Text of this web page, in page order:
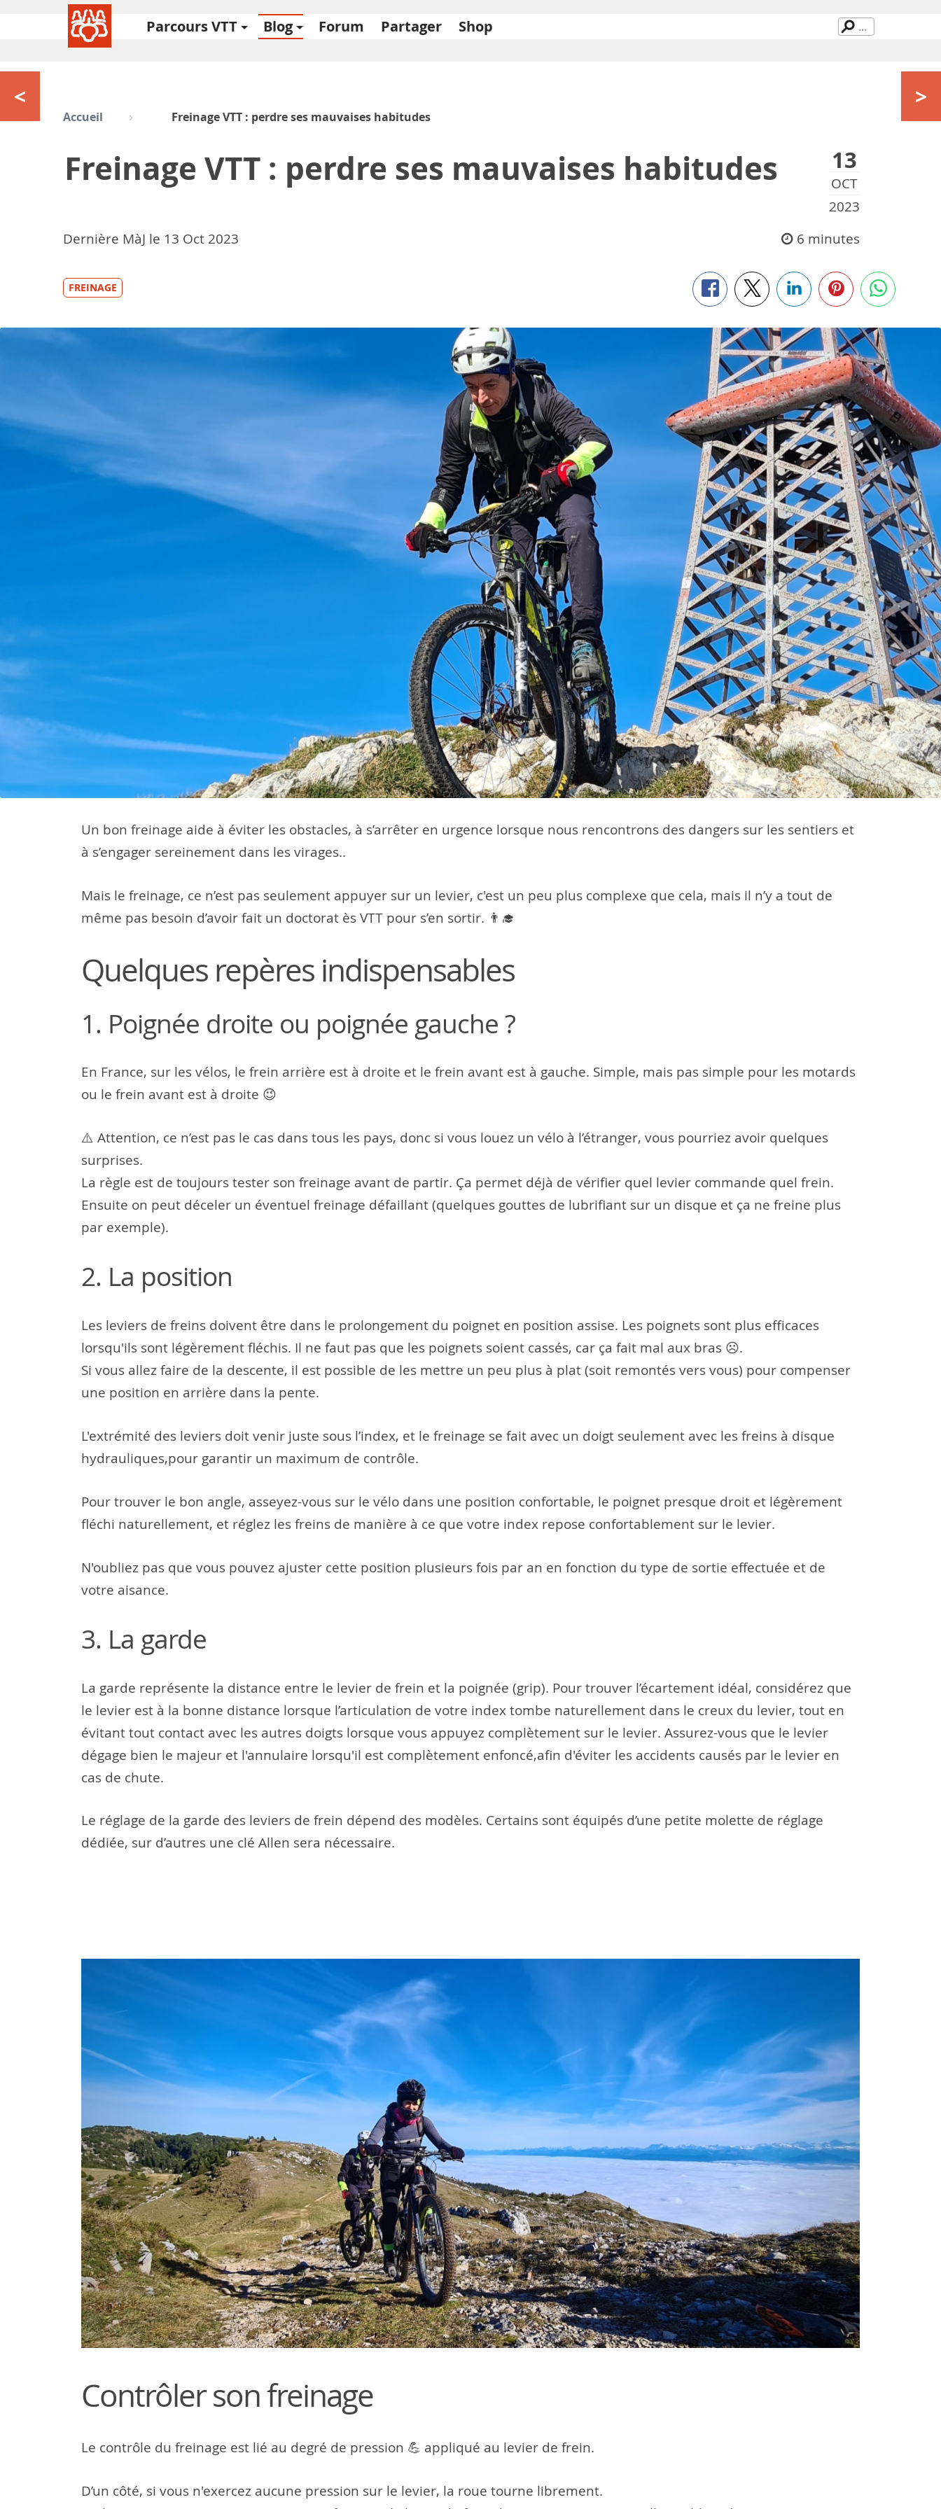
Parcours VTT Blog Forum Partager Shop
Accueil Freinage VTT : perdre ses mauvaises habitudes
13
OCT
2023
Freinage VTT : perdre ses mauvaises habitudes
6 minutes
Dernière MàJ le 13 Oct 2023
FREINAGE
Un bon freinage aide à éviter les obstacles, à s’arrêter en urgence lorsque nous rencontrons des dangers sur les sentiers et
à s’engager sereinement dans les virages..
Mais le freinage, ce n’est pas seulement appuyer sur un levier, c'est un peu plus complexe que cela, mais il n’y a tout de
même pas besoin d’avoir fait un doctorat ès VTT pour s’en sortir. 👨‍🎓
Quelques repères indispensables
1. Poignée droite ou poignée gauche ?
En France, sur les vélos, le frein arrière est à droite et le frein avant est à gauche. Simple, mais pas simple pour les motards
ou le frein avant est à droite 😉
⚠️ Attention, ce n’est pas le cas dans tous les pays, donc si vous louez un vélo à l’étranger, vous pourriez avoir quelques
surprises.
La règle est de toujours tester son freinage avant de partir. Ça permet déjà de vérifier quel levier commande quel frein.
Ensuite on peut déceler un éventuel freinage défaillant (quelques gouttes de lubrifiant sur un disque et ça ne freine plus
par exemple).
2. La position
Les leviers de freins doivent être dans le prolongement du poignet en position assise. Les poignets sont plus efficaces
lorsqu'ils sont légèrement fléchis. Il ne faut pas que les poignets soient cassés, car ça fait mal aux bras ☹️.
Si vous allez faire de la descente, il est possible de les mettre un peu plus à plat (soit remontés vers vous) pour compenser
une position en arrière dans la pente.
L'extrémité des leviers doit venir juste sous l’index, et le freinage se fait avec un doigt seulement avec les freins à disque
hydrauliques,pour garantir un maximum de contrôle.
Pour trouver le bon angle, asseyez-vous sur le vélo dans une position confortable, le poignet presque droit et légèrement
fléchi naturellement, et réglez les freins de manière à ce que votre index repose confortablement sur le levier.
N'oubliez pas que vous pouvez ajuster cette position plusieurs fois par an en fonction du type de sortie effectuée et de
votre aisance.
3. La garde
La garde représente la distance entre le levier de frein et la poignée (grip). Pour trouver l’écartement idéal, considérez que
le levier est à la bonne distance lorsque l’articulation de votre index tombe naturellement dans le creux du levier, tout en
évitant tout contact avec les autres doigts lorsque vous appuyez complètement sur le levier. Assurez-vous que le levier
dégage bien le majeur et l'annulaire lorsqu'il est complètement enfoncé,afin d'éviter les accidents causés par le levier en
cas de chute.
Le réglage de la garde des leviers de frein dépend des modèles. Certains sont équipés d’une petite molette de réglage
dédiée, sur d’autres une clé Allen sera nécessaire.
Contrôler son freinage
Le contrôle du freinage est lié au degré de pression 💪 appliqué au levier de frein.
D’un côté, si vous n'exercez aucune pression sur le levier, la roue tourne librement.
>
<